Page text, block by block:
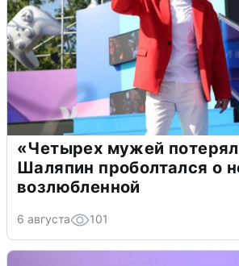
«Четырех мужей
Шаляпин проболтался о
возлюбленной
6 августа 101